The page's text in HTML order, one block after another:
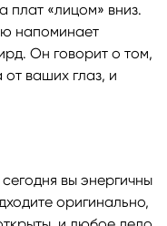
плат «лицом» вниз.
напоминает
Он говорит о том,
ваших глаз, и
вы энергичны
оригинально,